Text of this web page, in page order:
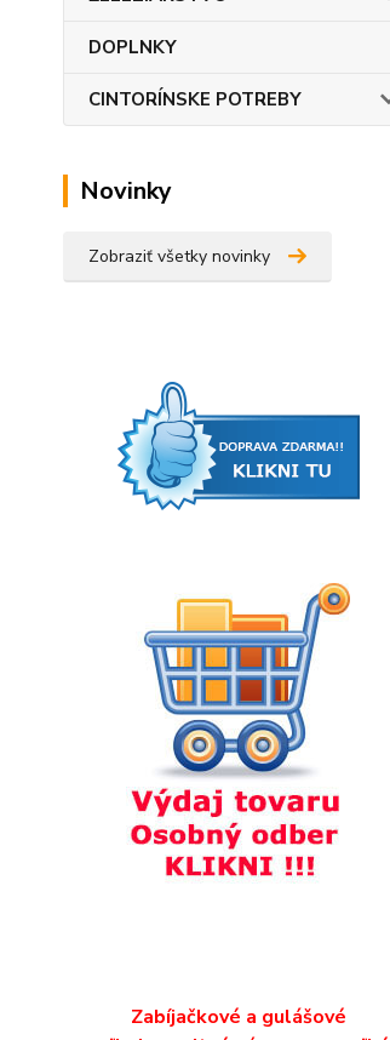
DOPLNKY
CINTORÍNSKE POTREBY
Novinky
Zobraziť všetky novinky
Zabíjačkové a gulášové